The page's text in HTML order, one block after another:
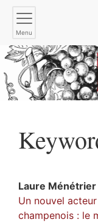
Menu
Laure Ménétrier
Un nouvel
champenois : le